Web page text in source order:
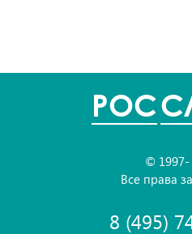
POC
© 1997-
Все права
8 (495)